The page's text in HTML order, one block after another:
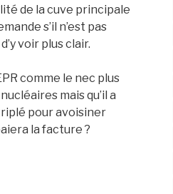
de la cuve principale
s’il n’est pas
voir plus clair.
comme le nec plus
mais qu’il a
pour avoisiner
la facture ?